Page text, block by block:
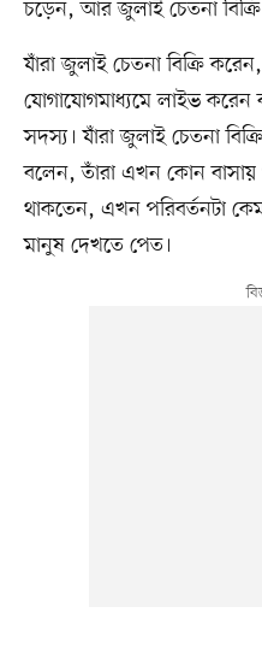
চড়েন, আর জুলাই চেতনা
যাঁরা জুলাই চেতনা বিক্রি
যোগাযোগমাধ্যমে লাইভ
সদস্য। যাঁরা জুলাই চেতনা
বলেন, তাঁরা এখন কোন
থাকতেন, এখন পরিবর্তনটা
মানুষ দেখতে পেত।